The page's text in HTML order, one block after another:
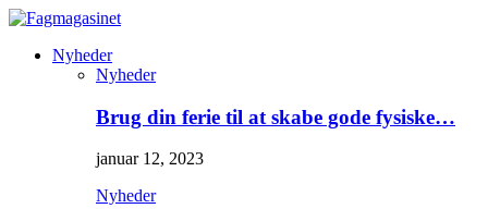
Nyheder
Nyheder
Brug din ferie til at skabe gode fysiske…
januar 12, 2023
Nyheder